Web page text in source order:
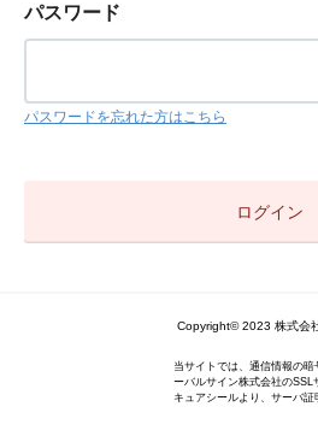
パスワード
パスワードを忘れた方はこちら
Copyright© 2023 株式会
当サイトでは、通信情報の
ーバルサイン株式会社のSSL
キュアシールより、サーバ証